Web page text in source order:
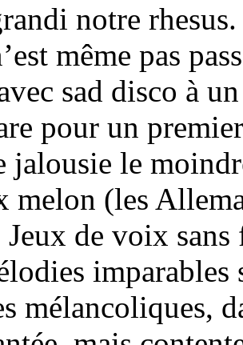
notre
même pas
sad disco à
pour un
jalousie le
melon (les
de voix
imparables
mélancoliques,